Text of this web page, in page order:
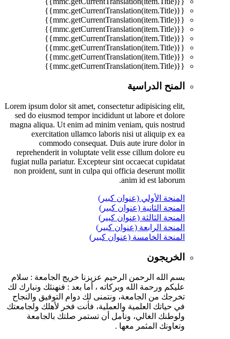
{{mmc.getCurrentTranslation(item.Title)}}
{{mmc.getCurrentTranslation(item.Title)}}
{{mmc.getCurrentTranslation(item.Title)}}
{{mmc.getCurrentTranslation(item.Title)}}
{{mmc.getCurrentTranslation(item.Title)}}
{{mmc.getCurrentTranslation(item.Title)}}
{{mmc.getCurrentTranslation(item.Title)}}
المنح الدراسية
Lorem ipsum dolor sit amet, consectetur adipisicing elit,
sed do eiusmod tempor incididunt ut labore et dolore
magna aliqua. Ut enim ad minim veniam, quis nostrud
exercitation ullamco laboris nisi ut aliquip ex ea
commodo consequat. Duis aute irure dolor in
reprehenderit in voluptate velit esse cillum dolore eu
fugiat nulla pariatur. Excepteur sint occaecat cupidatat
non proident, sunt in culpa qui officia deserunt mollit
anim id est laborum.
المنحة الأولي (عنوان كبير)
المنحة الثانية (عنوان كبير)
المنحة الثالثة (عنوان كبير)
المنحة الرابعة (عنوان كبير)
المنحة الخامسة (عنوان كبير)
الخريجون
بسم الله الرحمن الرحيم عزيزنا خريج الجامعة : سلام
عليكم ورحمة الله وبركاته ، أما بعد : فنهنئك ونبارك لك
تخرجك من الجامعة، ونتمنى لك دوام التوفيق والنجاح
في حياتك العلمية والعملية، فأنت فخر لأهلك ولجامعتك
ولوطنك الغالي، ونأمل أن تستمر صلتك بالجامعة
وتعاونك المثمر معها .